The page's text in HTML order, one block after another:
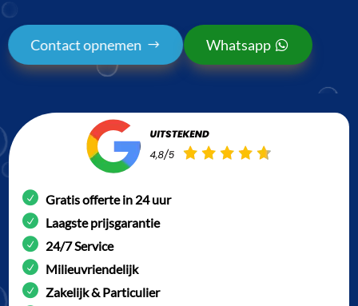
Contact opnemen Whatsapp
Gratis offerte in 24 uur
Laagste prijsgarantie
24/7 Service
Milieuvriendelijk
Zakelijk & Particulier